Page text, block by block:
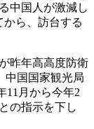
中国人が激減し
ら、訪台する
昨年高高度防衛
中国国家観光局
11月から今年2
の指示を下し